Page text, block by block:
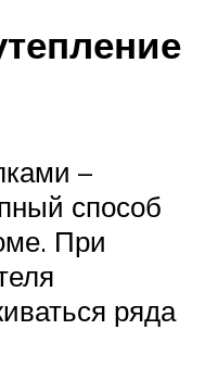
–
способ
При
ряда